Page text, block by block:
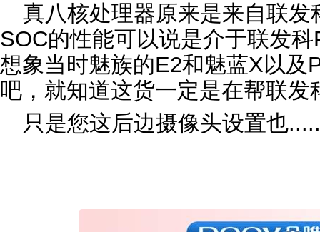
真八核处理器原来是来自联
SOC的性能可以说是介于联发
想象当时魅族的E2和魅蓝X以及
吧，就知道这货一定是在帮联发
只是您这后边摄像头设置也